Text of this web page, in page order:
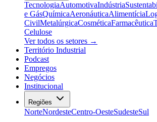
TecnologiaAutomotivaIndústria
e GásQuímicaAeronáuticaAlimentícia
CivilMetalúrgicaCosméticaFarmacêutica
Celulose
Ver todos os setores →
Território Industrial
Podcast
Empregos
Negócios
Institucional
Regiões
NorteNordesteCentro-OesteSudesteSul